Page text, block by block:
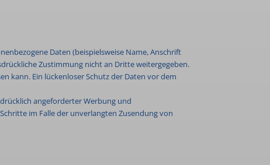
Daten (beispielsweise Name, Anschrift
Zustimmung nicht an Dritte weitergegeben.
kann. Ein lückenloser Schutz der Daten vor dem
angeforderter Werbung und
im Falle der unverlangten Zusendung von